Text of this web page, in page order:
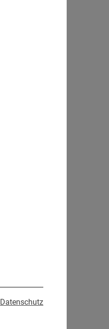
Datenschutz